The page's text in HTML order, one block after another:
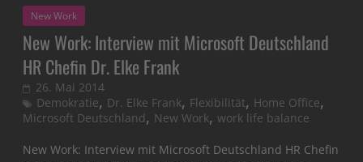
New Work
New Work: Interview mit Microsoft Deutschland
HR Chefin Dr. Elke Frank
26. Mai 2014
Demokratie, Dr. Elke Frank, Flexibilität, Home Office,
Microsoft Deutschland, New Work,work life balance
New Work: Interview mit Microsoft Deutschland HR Chefin